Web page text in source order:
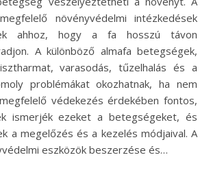
növényvédelmi intézkedések
ahhoz, hogy a fa hosszú távon
A különböző almafa betegségek,
varasodás, tűzelhalás és a
problémákat okozhatnak, ha nem
védekezés érdekében fontos,
ismerjék ezeket a betegségeket, és
a megelőzés és a kezelés módjaival. A
eszközök beszerzése és…